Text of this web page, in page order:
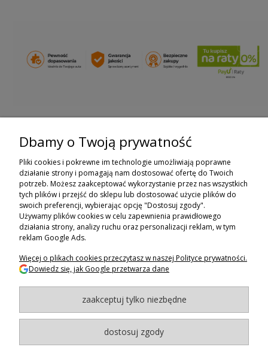
ZAPISZ SIĘ DO NEWSLETTERA
ZAPISZ SIĘ
ZAKUPY
POMOC
MOJE KONTO
BAGAZNIKI.PL- 2024
Dbamy o Twoją prywatność
Pliki cookies i pokrewne im technologie umożliwiają poprawne
działanie strony i pomagają nam dostosować ofertę do Twoich
potrzeb. Możesz zaakceptować wykorzystanie przez nas wszystkich
tych plików i przejść do sklepu lub dostosować użycie plików do
swoich preferencji, wybierając opcję "Dostosuj zgody".
Używamy plików cookies w celu zapewnienia prawidłowego
działania strony, analizy ruchu oraz personalizacji reklam, w tym
reklam Google Ads.
Więcej o plikach cookies przeczytasz w naszej Polityce prywatności.
Dowiedz się, jak Google przetwarza dane
zaakceptuj tylko niezbędne
dostosuj zgody